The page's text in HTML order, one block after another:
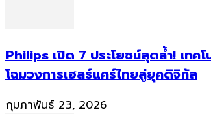
Philips เปิด 7 ประโยชน์สุดล้ำ! เทค
โฉมวงการเฮลธ์แคร์ไทยสู่ยุคดิจิทัล
กุมภาพันธ์ 23, 2026